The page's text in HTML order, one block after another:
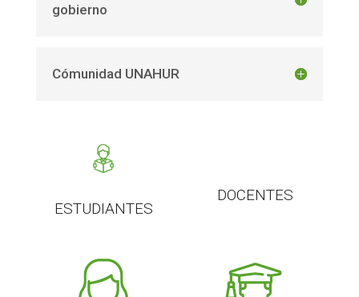
gobierno
Cómunidad UNAHUR
ESTUDIANTES
DOCENTES